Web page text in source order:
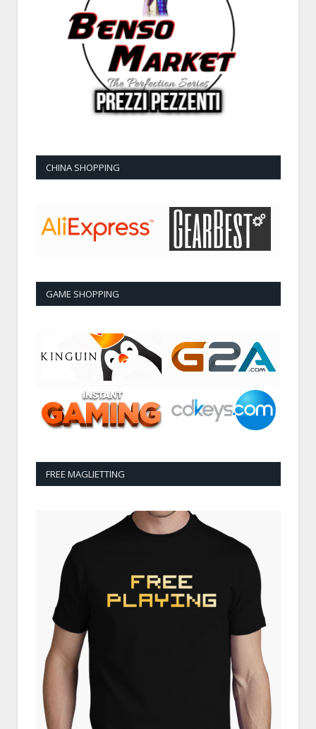
CHINA SHOPPING
GAME SHOPPING
FREE MAGLIETTING